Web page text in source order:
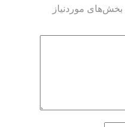
بخش‌های موردنیاز